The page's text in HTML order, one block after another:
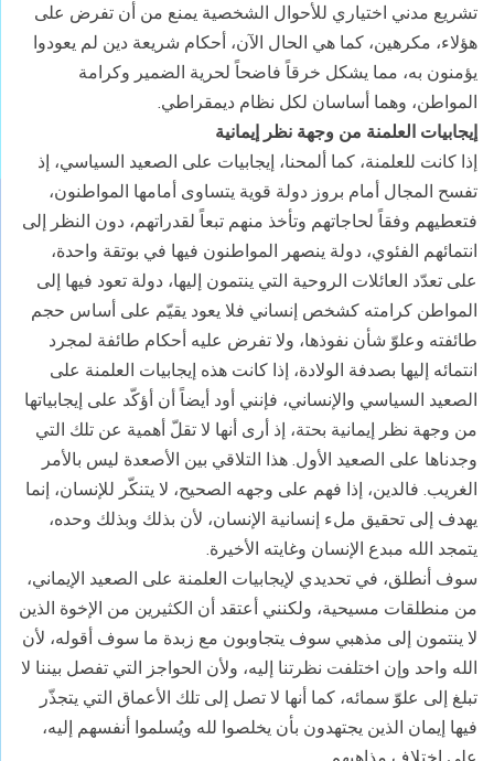
تشريع مدني اختياري للأحوال الشخصية يمنع من أن تفرض على
هؤلاء، مكرهين، كما هي الحال الآن، أحكام شريعة دين لم يعودوا
يؤمنون به، مما يشكل خرقاً فاضحاً لحرية الضمير وكرامة
المواطن، وهما أساسان لكل نظام ديمقراطي.
إيجابيات العلمنة من وجهة نظر إيمانية
إذا كانت للعلمنة، كما ألمحنا، إيجابيات على الصعيد السياسي، إذ
تفسح المجال أمام بروز دولة قوية يتساوى أمامها المواطنون،
فتعطيهم وفقاً لحاجاتهم وتأخذ منهم تبعاً لقدراتهم، دون النظر إلى
انتمائهم الفئوي، دولة ينصهر المواطنون فيها في بوتقة واحدة،
على تعدّد العائلات الروحية التي ينتمون إليها، دولة تعود فيها إلى
المواطن كرامته كشخص إنساني فلا يعود يقيّم على أساس حجم
طائفته وعلوّ شأن نفوذها، ولا تفرض عليه أحكام طائفة لمجرد
انتمائه إليها بصدفة الولادة، إذا كانت هذه إيجابيات العلمنة على
الصعيد السياسي والإنساني، فإنني أود أيضاً أن أؤكّد على إيجابياتها
من وجهة نظر إيمانية بحتة، إذ أرى أنها لا تقلّ أهمية عن تلك التي
وجدناها على الصعيد الأول. هذا التلاقي بين الأصعدة ليس بالأمر
الغريب. فالدين، إذا فهم على وجهه الصحيح، لا يتنكّر للإنسان، إنما
يهدف إلى تحقيق ملء إنسانية الإنسان، لأن بذلك وبذلك وحده،
يتمجد الله مبدع الإنسان وغايته الأخيرة.
سوف أنطلق، في تحديدي لإيجابيات العلمنة على الصعيد الإيماني،
من منطلقات مسيحية، ولكنني أعتقد أن الكثيرين من الإخوة الذين
لا ينتمون إلى مذهبي سوف يتجاوبون مع زبدة ما سوف أقوله، لأن
الله واحد وإن اختلفت نظرتنا إليه، ولأن الحواجز التي تفصل بيننا لا
تبلغ إلى علوّ سمائه، كما أنها لا تصل إلى تلك الأعماق التي يتجذّر
فيها إيمان الذين يجتهدون بأن يخلصوا لله ويُسلموا أنفسهم إليه،
على اختلاف مذاهبهم.